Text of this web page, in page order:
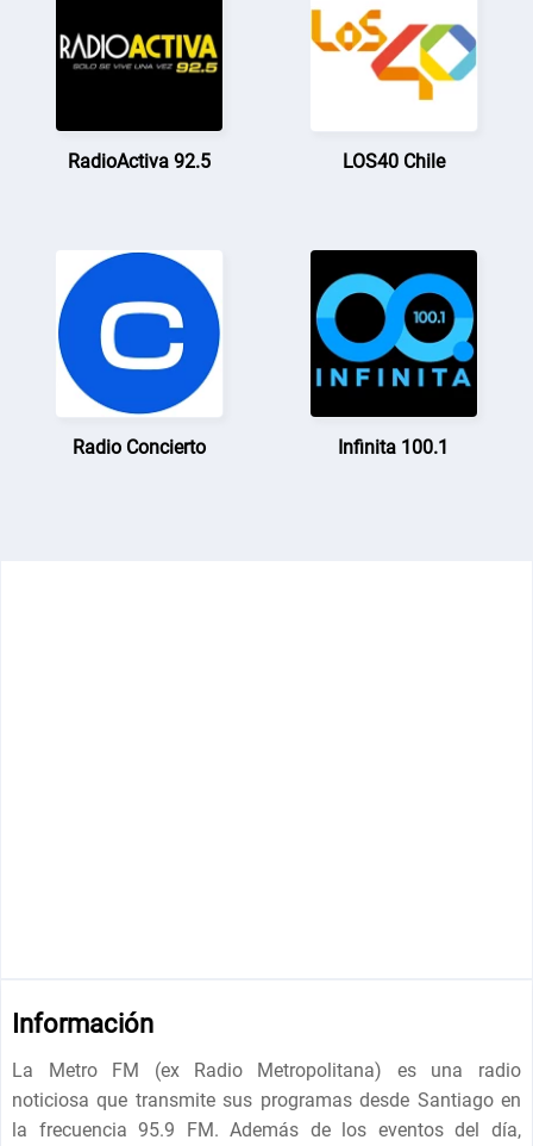
RadioActiva 92.5 LOS40 Chile
Radio Concierto Infinita 100.1
Información
La Metro FM (ex Radio Metropolitana) es una radio
noticiosa que transmite sus programas desde Santiago en
la frecuencia 95.9 FM. Además de los eventos del día,